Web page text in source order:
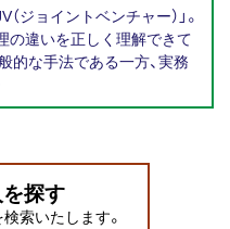
ジョイントベンチャー）」。
の違いを正しく理解できて
的な手法である一方、実務
探す
索いたします。